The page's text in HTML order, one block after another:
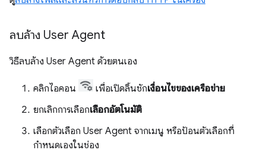
ลบล้าง User Agent
วิธีลบล้าง User Agent ด้วยตนเอง
คลิกไอคอน เพื่อเปิดลิ้นชักเงื่อนไขของเครือข่าย
ยกเลิกการเลือกเลือกอัตโนมัติ
เลือกตัวเลือก User Agent จากเมนู หรือป้อนตัวเลือกที่
กำหนดเองในช่อง